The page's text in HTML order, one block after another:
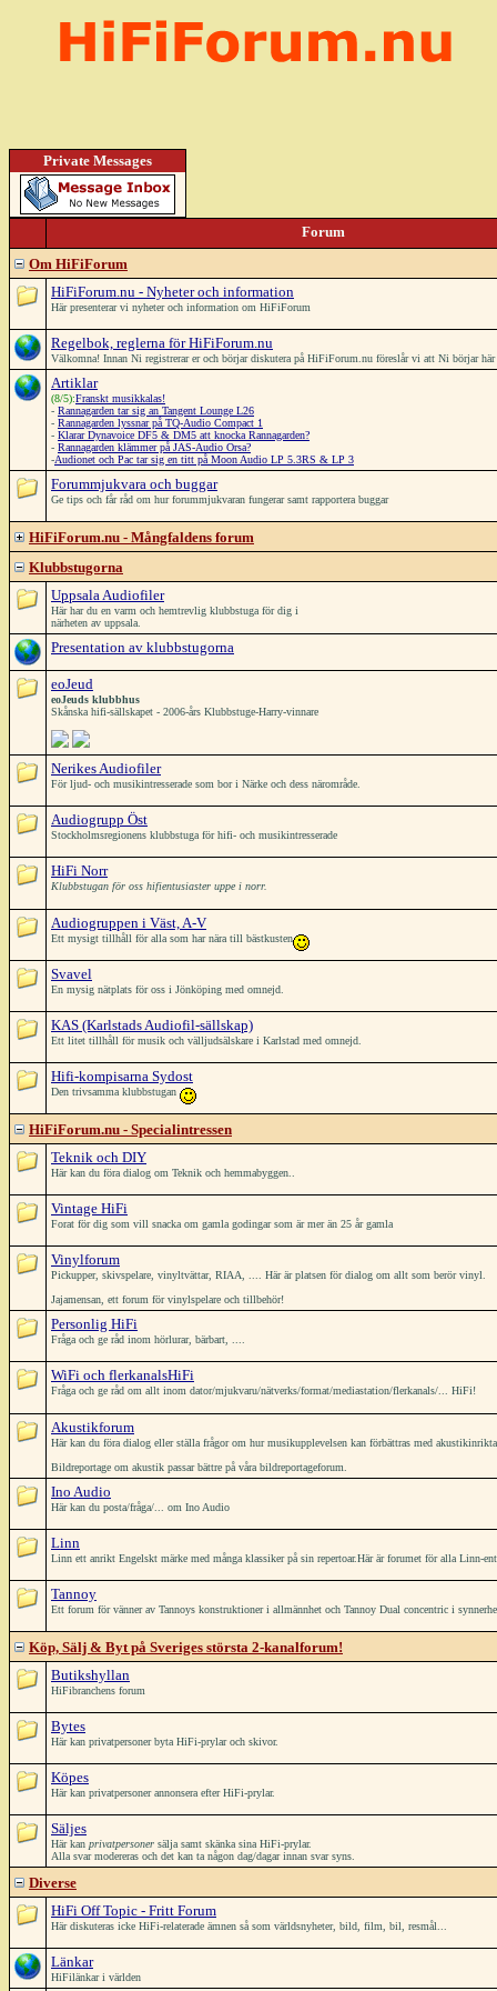
Private Messages
Forum
Om HiFiForum
HiFiForum.nu - Nyheter och information
Här presenterar vi nyheter och information om HiFiForum
Regelbok, reglerna för HiFiForum.nu
Välkomna! Innan Ni registrerar er och börjar diskutera på HiFiForum.nu föreslår vi att Ni börjar
Artiklar
(8/5):Franskt musikkalas!
- Rannagarden tar sig an Tangent Lounge L26
- Rannagarden lyssnar på TQ-Audio Compact 1
- Klarar Dynavoice DF5 & DM5 att knocka Rannagarden?
- Rannagarden klämmer på JAS-Audio Orsa?
-Audionet och Pac tar sig en titt på Moon Audio LP 5.3RS & LP 3
Forummjukvara och buggar
Ge tips och får råd om hur forummjukvaran fungerar samt rapportera buggar
HiFiForum.nu - Mångfaldens forum
Klubbstugorna
Uppsala Audiofiler
Här har du en varm och hemtrevlig klubbstuga för dig i
närheten av uppsala.
Presentation av klubbstugorna
eoJeud
eoJeuds klubbhus
Skånska hifi-sällskapet - 2006-års Klubbstuge-Harry-vinnare
Nerikes Audiofiler
För ljud- och musikintresserade som bor i Närke och dess närområde.
Audiogrupp Öst
Stockholmsregionens klubbstuga för hifi- och musikintresserade
HiFi Norr
Klubbstugan för oss hifientusiaster uppe i norr.
Audiogruppen i Väst, A-V
Ett mysigt tillhåll för alla som har nära till bästkusten
Svavel
En mysig nätplats för oss i Jönköping med omnejd.
KAS (Karlstads Audiofil-sällskap)
Ett litet tillhåll för musik och välljudsälskare i Karlstad med omnejd.
Hifi-kompisarna Sydost
Den trivsamma klubbstugan
HiFiForum.nu - Specialintressen
Teknik och DIY
Här kan du föra dialog om Teknik och hemmabyggen..
Vintage HiFi
Forat för dig som vill snacka om gamla godingar som är mer än 25 år gamla
Vinylforum
Pickupper, skivspelare, vinyltvättar, RIAA, .... Här är platsen för dialog om allt som berör vinyl.
Jajamensan, ett forum för vinylspelare och tillbehör!
Personlig HiFi
Fråga och ge råd inom hörlurar, bärbart, ....
WiFi och flerkanalsHiFi
Fråga och ge råd om allt inom dator/mjukvaru/nätverks/format/mediastation/flerkanals/... HiFi!
Akustikforum
Här kan du föra dialog eller ställa frågor om hur musikupplevelsen kan förbättras med
Bildreportage om akustik passar bättre på våra bildreportageforum.
Ino Audio
Här kan du posta/fråga/... om Ino Audio
Linn
Linn ett anrikt Engelskt märke med många klassiker på sin repertoar.Här är forumet för alla Linn-
Tannoy
Ett forum för vänner av Tannoys konstruktioner i allmännhet och Tannoy Dual concentric i
Köp, Sälj & Byt på Sveriges största 2-kanalforum!
Butikshyllan
HiFibranchens forum
Bytes
Här kan privatpersoner byta HiFi-prylar och skivor.
Köpes
Här kan privatpersoner annonsera efter HiFi-prylar.
Säljes
Här kan privatpersoner sälja samt skänka sina HiFi-prylar.
Alla svar modereras och det kan ta någon dag/dagar innan svar syns.
Diverse
HiFi Off Topic - Fritt Forum
Här diskuteras icke HiFi-relaterade ämnen så som världsnyheter, bild, film, bil, resmål...
Länkar
HiFilänkar i världen